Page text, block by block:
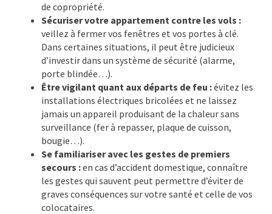
de copropriété.
Sécuriser votre appartement contre les vols :
veillez à fermer vos fenêtres et vos portes à clé.
Dans certaines situations, il peut être judicieux
d’investir dans un système de sécurité (alarme,
porte blindée…).
Être vigilant quant aux départs de feu :évitez les
installations électriques bricolées et ne laissez
jamais un appareil produisant de la chaleur sans
surveillance (fer à repasser, plaque de cuisson,
bougie…).
Se familiariser avec les gestes de premiers
secours :en cas d’accident domestique, connaître
les gestes qui sauvent peut permettre d’éviter de
graves conséquences sur votre santé et celle de vos
colocataires.